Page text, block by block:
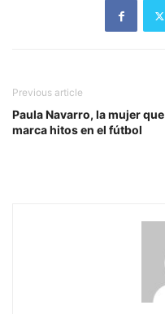
Previous article
Paula Navarro, la mujer que
marca hitos en el fútbol